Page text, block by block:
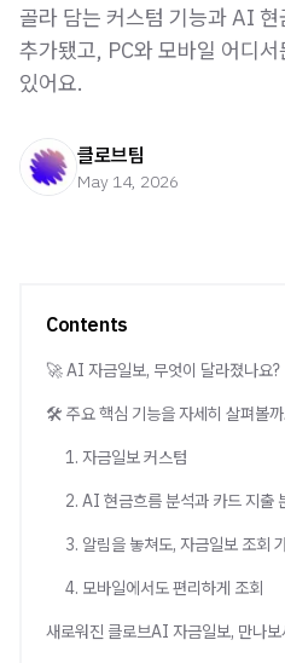
골라 담는 커스텀 기능과 AI 현
추가됐고, PC와 모바일 어디
있어요.
클로브팀
May 14, 2026
Contents
🚀 AI 자금일보, 무엇이 달라졌나요?
🛠️ 주요 핵심 기능을 자세히 살펴볼
1. 자금일보 커스텀
2. AI 현금흐름 분석과 카드 지출
3. 알림을 놓쳐도, 자금일보 조회
4. 모바일에서도 편리하게 조회
새로워진 클로브AI 자금일보, 만나보